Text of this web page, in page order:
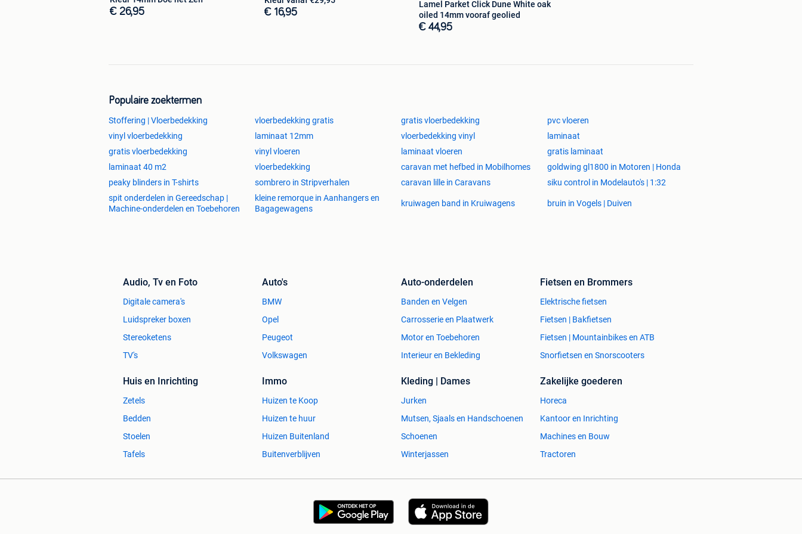
Vrijdag .................10:00 - 18:00
Zaterdag .............09:00 - 17:00
7336 AZ Apeldoorn / Nederland.
Telefoon 0031-55-3015931
Telefoon 0031-6-43782405
Telefoon 0031-6-43782402
( Bedrijvenpark Ugchelen NAAST BIKE TOTAAL )
© 2010 LAMINAAT CONCURRENT APELDOORN
€ 26,95 € 16,95
Lamel Parket Click Dune White oak
oiled 14mm vooraf geolied
€ 44,95
Populaire zoektermen
Stoffering | Vloerbedekking vloerbedekking gratis gratis vloerbedekking
pvc vloeren
vinyl vloerbedekking
laminaat 12mm vloerbedekking vinyl
laminaat
gratis vloerbedekking
vinyl vloeren laminaat vloeren
gratis laminaat
laminaat 40 m2
vloerbedekking caravan met hefbed in Mobilhomes
goldwing gl1800 in Motoren | Honda
peaky blinders in T-shirts
sombrero in Stripverhalen caravan lille in Caravans
siku control in Modelauto's | 1:32
spit onderdelen in Gereedschap |
Machine-onderdelen en Toebehoren
kleine remorque in Aanhangers en
Bagagewagens
kruiwagen band in Kruiwagens bruin in Vogels | Duiven
Audio, Tv en Foto
Digitale camera's
Luidspreker boxen
Stereoketens
TV's
Auto's
BMW
Opel
Peugeot
Volkswagen
Auto-onderdelen
Banden en Velgen
Carrosserie en Plaatwerk
Motor en Toebehoren
Interieur en Bekleding
Fietsen en Brommers
Elektrische fietsen
Fietsen | Bakfietsen
Fietsen | Mountainbikes en ATB
Snorfietsen en Snorscooters
Huis en Inrichting
Zetels
Bedden
Stoelen
Tafels
Immo
Huizen te Koop
Huizen te huur
Huizen Buitenland
Buitenverblijven
Kleding | Dames
Jurken
Mutsen, Sjaals en Handschoenen
Schoenen
Winterjassen
Zakelijke goederen
Horeca
Kantoor en Inrichting
Machines en Bouw
Tractoren